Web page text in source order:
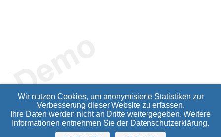
Wir nutzen Cookies, um anonymisierte Statistiken zur
Verbesserung dieser Website zu erfassen.
Ihre Daten werden nicht an Dritte weitergegeben. Weitere
Informationen entnehmen Sie der Datenschutzerklärung.